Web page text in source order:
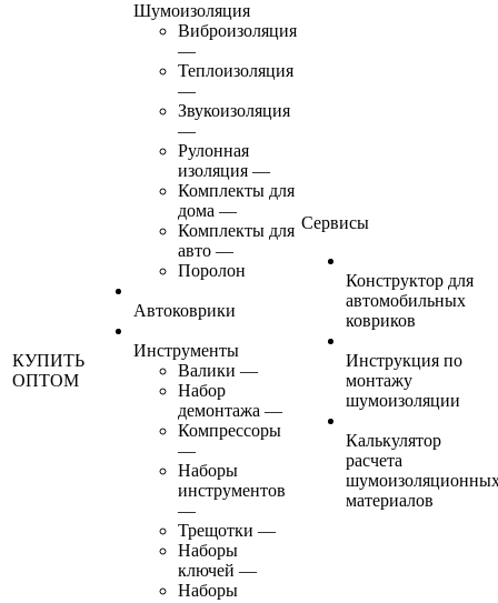
КУПИТЬ
ОПТОМ
Шумоизоляция
Виброизоляция
—
Теплоизоляция
—
Звукоизоляция
—
Рулонная
изоляция —
Комплекты для
дома —
Комплекты для
авто —
Поролон
Автоковрики
Инструменты
Валики —
Набор
демонтажа —
Компрессоры
—
Наборы
инструментов
—
Трещотки —
Наборы
ключей —
Наборы
Сервисы
Конструктор для
автомобильных
ковриков
Инструкция по
монтажу
шумоизоляции
Калькулятор
расчета
материалов